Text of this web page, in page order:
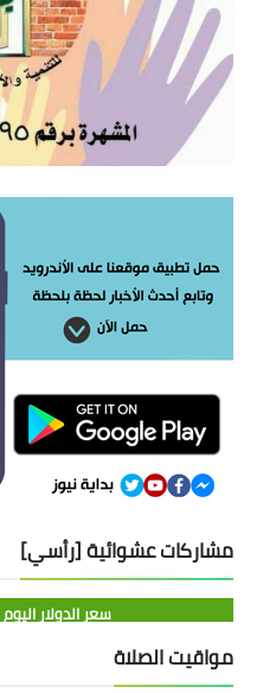
مشاركات عشوائية [رأسي]
سعر الدولار اليوم
مواقيت الصلاة